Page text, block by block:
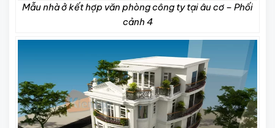
Mẫu nhà ở kết hợp văn phòng công ty tại âu cơ – Phối
cảnh 4